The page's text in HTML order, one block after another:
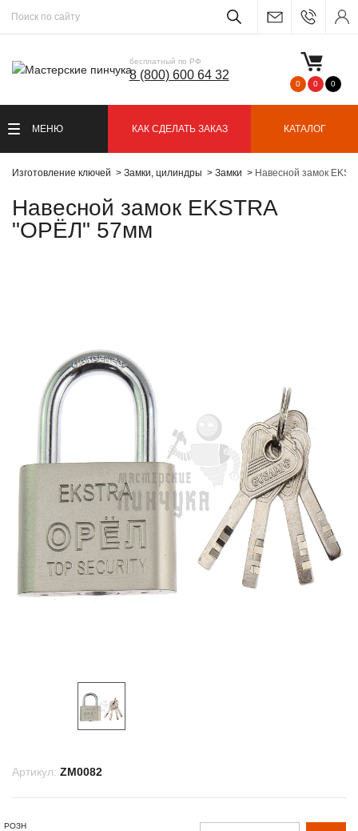
бесплатный по РФ
8 (800) 600 64 32
0 0 0
МЕНЮ КАК СДЕЛАТЬ ЗАКАЗ КАТАЛОГ
Изготовление ключей Замки, цилиндры Замки Навесной замок
Навесной замок EKSTRA
"ОРЁЛ" 57мм
Артикул: ZM0082
РОЗН